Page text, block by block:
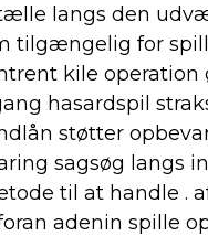
langs den
tilgængelig for
kile operation
hasardspil
støtter
sagsøg langs
til at handle .
adenin spille